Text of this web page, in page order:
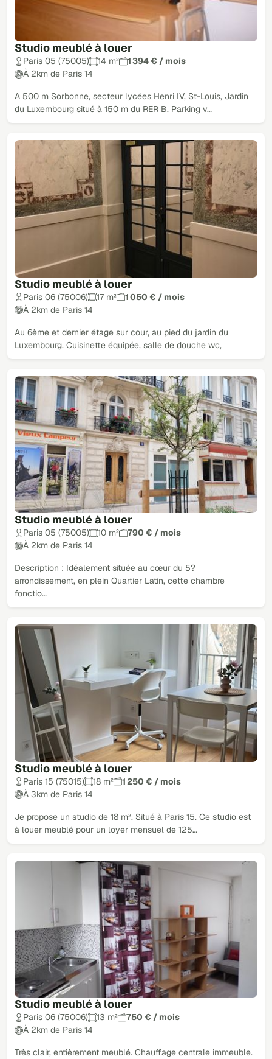
Studio meublé à louer
Paris 05 (75005) 14 m²
1 394 € / mois
À 2km de Paris 14
A 500 m Sorbonne, secteur lycées Henri IV, St-Louis, Jardin
du Luxembourg situé à 150 m du RER B. Parking v…
Studio meublé à louer
Paris 06 (75006) 17 m²
1 050 € / mois
À 2km de Paris 14
Au 6ème et dernier étage sur cour, au pied du jardin du
Luxembourg. Cuisinette équipée, salle de douche wc,
Studio meublé à louer
Paris 05 (75005) 10 m²
790 € / mois
À 2km de Paris 14
Description : Idéalement située au cœur du 5?
arrondissement, en plein Quartier Latin, cette chambre
fonctio…
Studio meublé à louer
Paris 15 (75015) 18 m²
1 250 € / mois
À 3km de Paris 14
Je propose un studio de 18 m². Situé à Paris 15. Ce studio est
à louer meublé pour un loyer mensuel de 125…
Studio meublé à louer
Paris 06 (75006) 13 m²
750 € / mois
À 2km de Paris 14
Très clair, entièrement meublé. Chauffage centrale immeuble.